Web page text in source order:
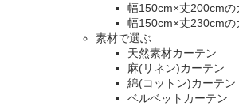
幅150cm×丈200cmの
幅150cm×丈230cmの
素材で選ぶ
天然素材カーテン
麻(リネン)カーテン
綿(コットン)カーテン
ベルベットカーテン